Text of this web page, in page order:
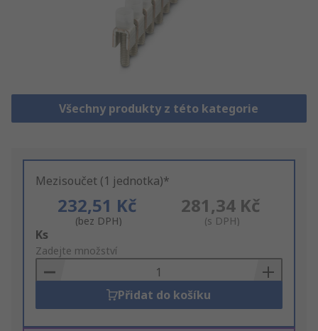
Všechny produkty z této kategorie
Mezisoučet (1 jednotka)*
232,51 Kč
(bez DPH)
281,34 Kč
(s DPH)
Add
to
Basket
Ks
Zadejte množství
Přidat do košíku